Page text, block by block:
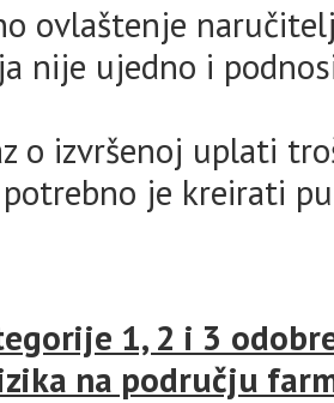
ovlaštenje
nije ujedno i
o izvršenoj uplati
je kreirati
1, 2 i 3
na području